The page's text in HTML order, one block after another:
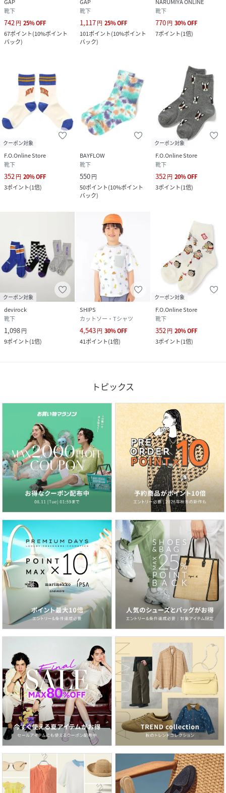
靴下
742 円 25%OFF
67ポイント(10%ポイント
バック)
靴下
1,117円 25%OFF
101ポイント(10%ポイント
バック)
靴下
770円 30%OFF
7ポイント(1倍)
クーポン対象
F.O.Online Store
靴下
352円 20%OFF
3ポイント(1倍)
BAYFLOW
靴下
550円
50ポイント(10%ポイント
バック)
クーポン対象
F.O.Online Store
靴下
352円 20%OFF
3ポイント(1倍)
クーポン対象
devirock
靴下
1,098円
9ポイント(1倍)
SHIPS
カットソー・Tシャツ
4,543円 30%OFF
41ポイント(1倍)
クーポン対象
F.O.Online Store
靴下
352 円 20%OFF
3ポイント(1倍)
トピックス